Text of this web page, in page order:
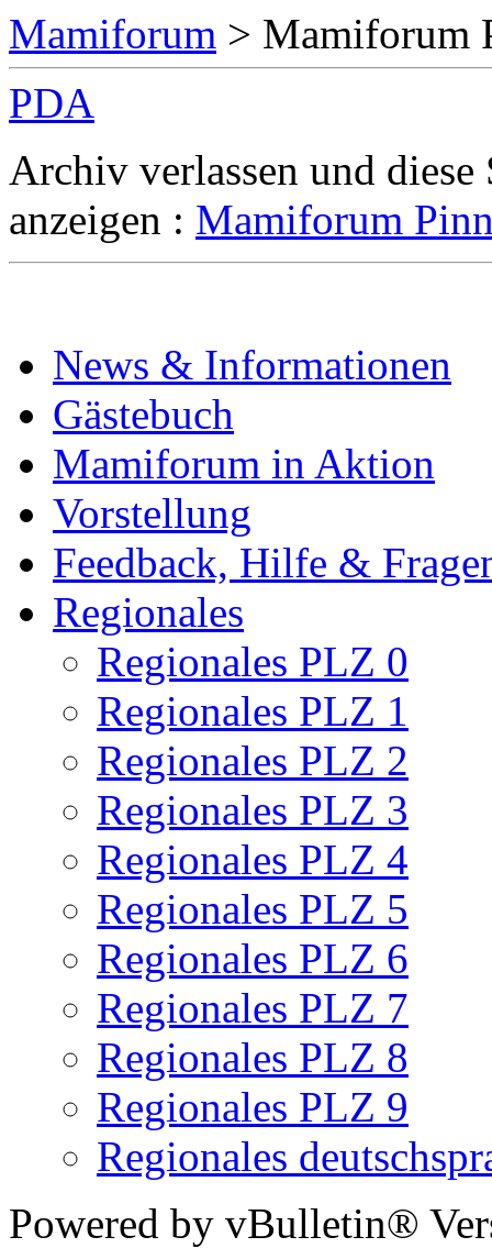
Mamiforum > Mamiforum
PDA
Archiv verlassen und diese
anzeigen : Mamiforum
News & Informationen
Gästebuch
Mamiforum in Aktion
Vorstellung
Feedback, Hilfe &
Regionales
Regionales PLZ 0
Regionales PLZ 1
Regionales PLZ 2
Regionales PLZ 3
Regionales PLZ 4
Regionales PLZ 5
Regionales PLZ 6
Regionales PLZ 7
Regionales PLZ 8
Regionales PLZ 9
Regionales
Powered by vBulletin®